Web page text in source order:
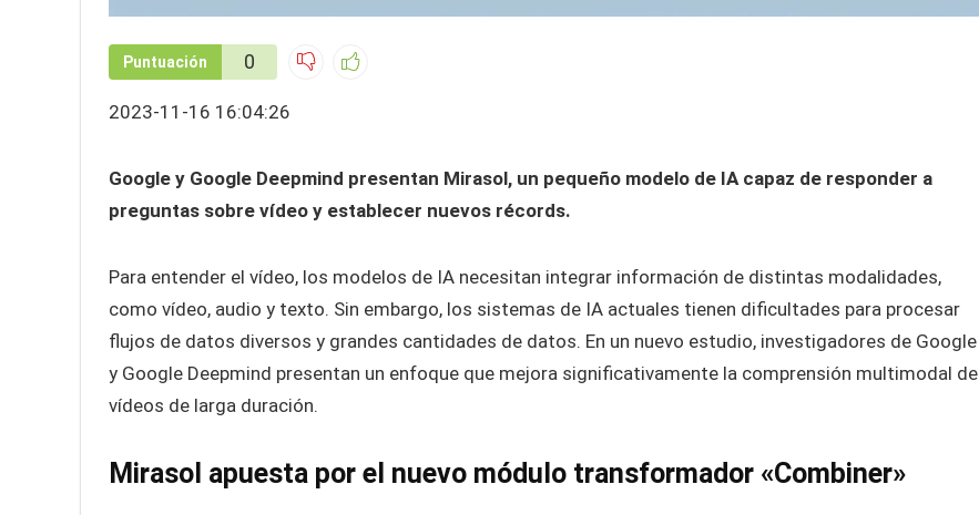
Puntuación 0
2023-11-16 16:04:26
Google y Google Deepmind presentan Mirasol, un pequeño modelo de IA capaz de responder a
preguntas sobre vídeo y establecer nuevos récords.
Para entender el vídeo, los modelos de IA necesitan integrar información de distintas modalidades,
como vídeo, audio y texto. Sin embargo, los sistemas de IA actuales tienen dificultades para procesar
flujos de datos diversos y grandes cantidades de datos. En un nuevo estudio, investigadores de Google
y Google Deepmind presentan un enfoque que mejora significativamente la comprensión multimodal de
vídeos de larga duración.
Mirasol apuesta por el nuevo módulo transformador «Combiner»